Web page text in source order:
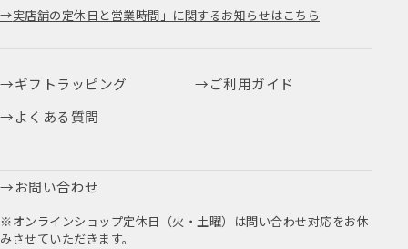
実店舗の定休日と営業時間」に関するお知らせはこちら
ギフトラッピング
ご利用ガイド
よくある質問
お問い合わせ
※オンラインショップ定休日（火・土曜）は問い合わせ対応をお休
みさせていただきます。